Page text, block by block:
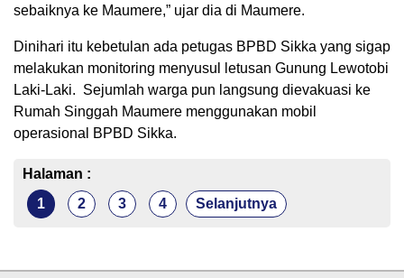
sebaiknya ke Maumere,” ujar dia di Maumere.
Dinihari itu kebetulan ada petugas BPBD Sikka yang sigap
melakukan monitoring menyusul letusan Gunung Lewotobi
Laki-Laki. Sejumlah warga pun langsung dievakuasi ke
Rumah Singgah Maumere menggunakan mobil
operasional BPBD Sikka.
Halaman :
1
2 3 4 Selanjutnya